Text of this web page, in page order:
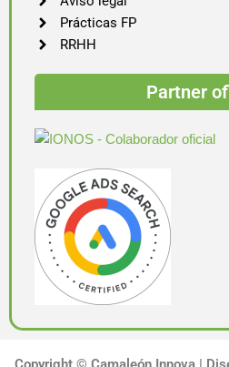
Prácticas FP
RRHH
Partner